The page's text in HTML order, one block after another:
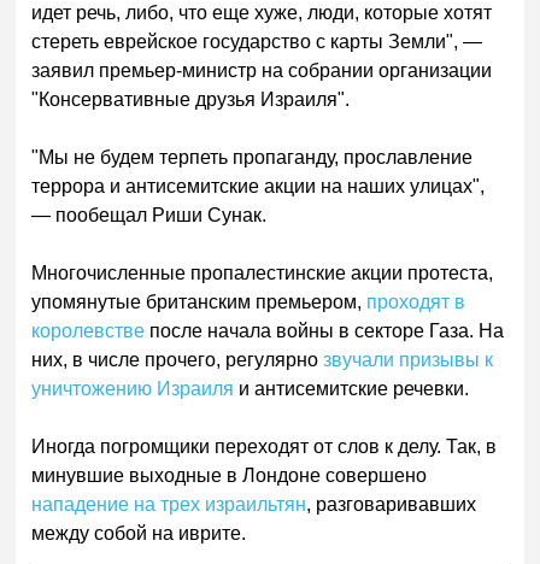
идет речь, либо, что еще хуже, люди, которые хотят
стереть еврейское государство с карты Земли", —
заявил премьер-министр на собрании организации
"Консервативные друзья Израиля".
"Мы не будем терпеть пропаганду, прославление
террора и антисемитские акции на наших улицах",
— пообещал Риши Сунак.
Многочисленные пропалестинские акции протеста,
упомянутые британским премьером, проходят в
королевстве после начала войны в секторе Газа. На
них, в числе прочего, регулярнозвучали призывы к
уничтожению Израиля и антисемитские речевки.
Иногда погромщики переходят от слов к делу. Так, в
минувшие выходные в Лондоне совершено
нападение на трех израильтян, разговаривавших
между собой на иврите.